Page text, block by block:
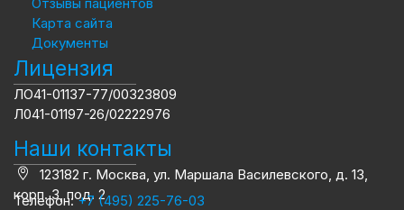
Карта сайта
Документы
Лицензия
ЛО41-01137-77/00323809
Л041-01197-26/02222976
Наши контакты
123182 г. Москва, ул. Маршала Василевского, д. 13,
корп. 3, под. 2
Телефон:+7 (495) 225-76-03